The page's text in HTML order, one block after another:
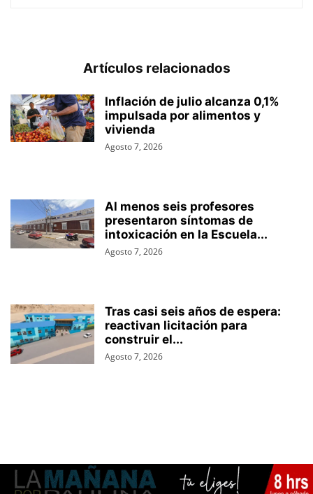
Artículos relacionados
Inflación de julio alcanza 0,1%
impulsada por alimentos y
vivienda
Agosto 7, 2026
Al menos seis profesores
presentaron síntomas de
intoxicación en la Escuela...
Agosto 7, 2026
Tras casi seis años de espera:
reactivan licitación para
construir el...
Agosto 7, 2026